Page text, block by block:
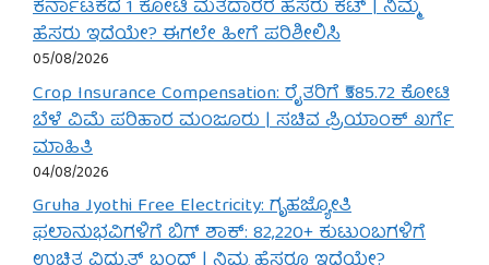
ಕರ್ನಾಟಕದ 1 ಕೋಟಿ ಮತದಾರರ ಹೆಸರು ಕಟ್ | ನಿಮ್ಮ
ಹೆಸರು ಇದೆಯೇ? ಈಗಲೇ ಹೀಗೆ ಪರಿಶೀಲಿಸಿ
05/08/2026
Crop Insurance Compensation: ರೈತರಿಗೆ ₹585.72 ಕೋಟಿ
ಬೆಳೆ ವಿಮೆ ಪರಿಹಾರ ಮಂಜೂರು | ಸಚಿವ ಪ್ರಿಯಾಂಕ್ ಖರ್ಗೆ
ಮಾಹಿತಿ
04/08/2026
Gruha Jyothi Free Electricity: ಗೃಹಜ್ಯೋತಿ
ಫಲಾನುಭವಿಗಳಿಗೆ ಬಿಗ್ ಶಾಕ್: 82,220+ ಕುಟುಂಬಗಳಿಗೆ